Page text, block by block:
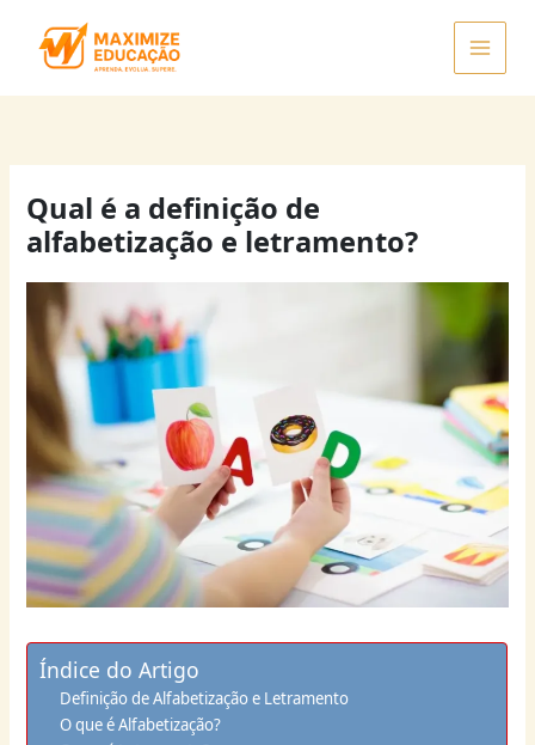
Qual é a definição de
alfabetização e letramento?
Índice do Artigo
Definição de Alfabetização e Letramento
O que é Alfabetização?